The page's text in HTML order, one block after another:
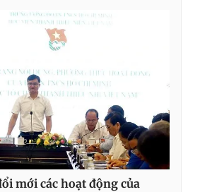
mới các hoạt động của